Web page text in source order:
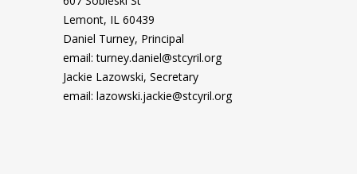
Lemont, IL 60439
Daniel Turney, Principal
email: turney.daniel@stcyril.org
Jackie Lazowski, Secretary
email: lazowski.jackie@stcyril.org